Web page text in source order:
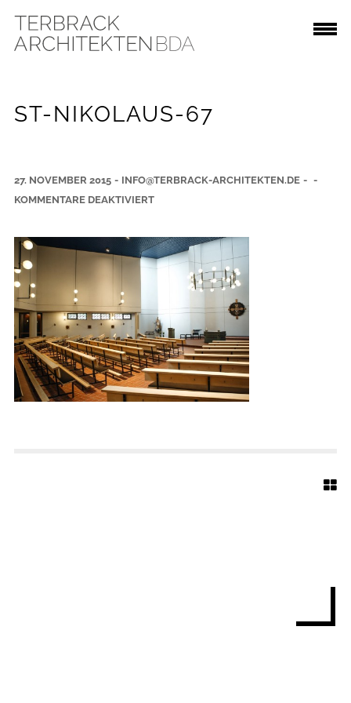
ST-NIKOLAUS-67
27. NOVEMBER 2015 - INFO@TERBRACK-ARCHITEKTEN.DE - -
KOMMENTARE DEAKTIVIERTF
S
T
-
N
L
A
U
S
-
6
7